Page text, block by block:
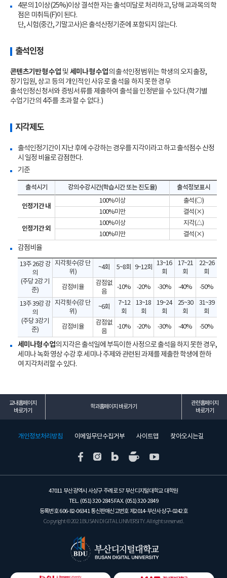
4분의 1이상(25%)이상 결석한 자는 출석미달로 처리하고, 당해 교과목의 학
점은 미취득(F)이 된다.
단, 시험(중간, 기말고사)은 출석산정기준에 포함되지 않는다.
출석인정
콘텐츠기반형 수업 및세미나형 수업의 출석인정범위는 학생의 오지출장,
장기입원, 상고 등의 개인적인 사유로 출석을 하지 못한 경우
출석인정신청서와 증빙서류를 제출하여 출석을 인정받을 수 있다.(학기별
수업기간의 4주를 초과할 수 없다.)
지각제도
출석인정기간이 지난 후에 수강하는 경우를 지각이라고 하고 출석점수 산정
시 일정 비율로 감점한다.
기준
출석시기 강의수강시간(학습시간 또는 진도율) 출석정보표시
인정기간 내
100%이상
출석(○)
100%미만
결석(×)
인정기간 외
100%이상
지각(△)
100%미만
결석(×)
감점비율
13주 26강 강
의
(주당 2강 기
준)
지각횟수(강 단
위)
~4회 5~8회 9~12회
13~16
회
17~21
회
22~26
회
감점비율
감점없
음
-10% -20% -30% -40% -50%
13주 39강 강
의
(주당 3강기
준)
지각횟수(강 단
위)
~6회
7~12
회
13~18
회
19~24
회
25~30
회
31~39
회
감점비율
감점없
음
-10% -20% -30% -40% -50%
세미나형 수업의 지각은 출석일에 부득이한 사정으로 출석을 하지 못한 경우,
세미나 녹화 영상 수강 후 세미나 주제와 관련된 과제를 제출한 학생에 한하
여 지각처리할 수 있다.
교내홈페이지
바로가기
학과홈페이지 바로가기
관련홈페이지
바로가기
개인정보처리방침 이메일무단수집거부 사이트맵 찾아오시는길
47011 부산광역시 사상구 주례로 57 부산디지털대학교 대학원
TEL. (051) 320-2845 FAX. (051) 320-2849
등록번호 606-82-06341 통신판매신고번호 제2014-부산사상구-0242호
Copyright © 2021 BUSAN DIGITAL UNIVERSITY. All rights reserved.